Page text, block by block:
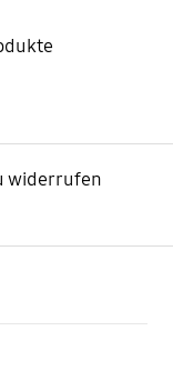
widerrufen